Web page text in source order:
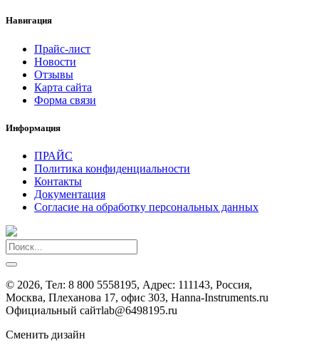
Навигация
Прайс-лист
Новости
Отзывы
Карта сайта
Форма связи
Информация
ПРАЙС
Политика конфиденциальности
Контакты
Документация
Согласие на обработку персональных данных
© 2026, Тел: 8 800 5558195, Адрес: 111143, Россия,
Москва, Плеханова 17, офис 303, Hanna-Instruments.ru
Официальный сайтlab@6498195.ru
Сменить дизайн